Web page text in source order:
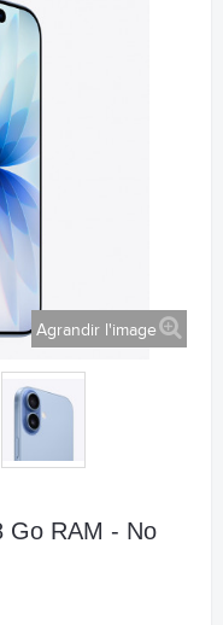
Agrandir l'image
Go RAM - No